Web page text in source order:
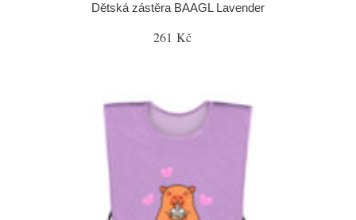
Dětská zástěra BAAGL Lavender
261 Kč